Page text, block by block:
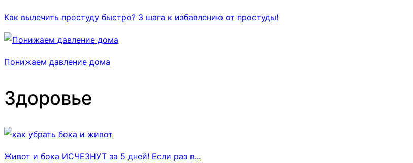
Как вылечить простуду быстро? 3 шага к избавлению от простуды!
Понижаем давление дома
Здоровье
Живот и бока ИСЧЕЗНУТ за 5 дней! Если раз в...